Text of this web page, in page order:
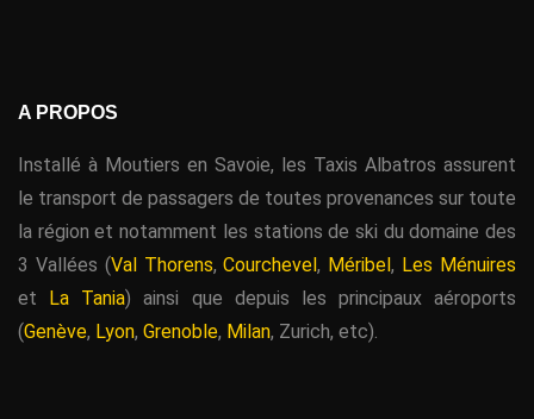
A PROPOS
Installé à Moutiers en Savoie, les Taxis Albatros assurent
le transport de passagers de toutes provenances sur toute
la région et notamment les stations de ski du domaine des
3 Vallées (Val Thorens,Courchevel, Méribel, Les Ménuires
et La Tania) ainsi que depuis les principaux aéroports
(Genève, Lyon, Grenoble, Milan, Zurich, etc).